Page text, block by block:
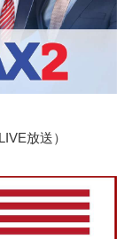
放送）